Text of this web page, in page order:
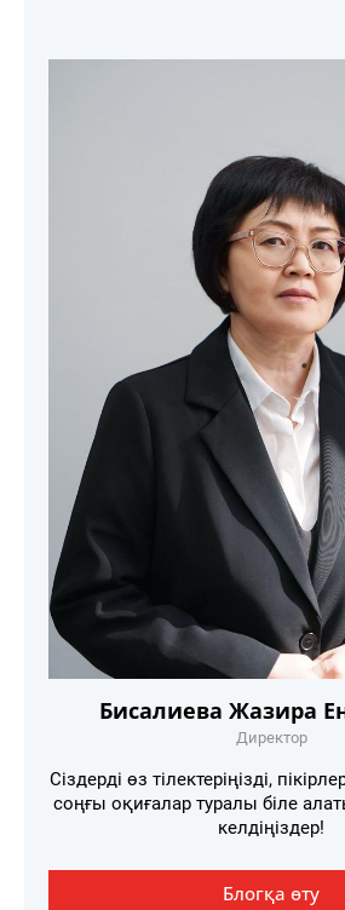
Бисалиева Жазира
Директор
Сіздерді өз тілектеріңізді,
соңғы оқиғалар туралы біле
келдіңіздер!
Блогқа өту